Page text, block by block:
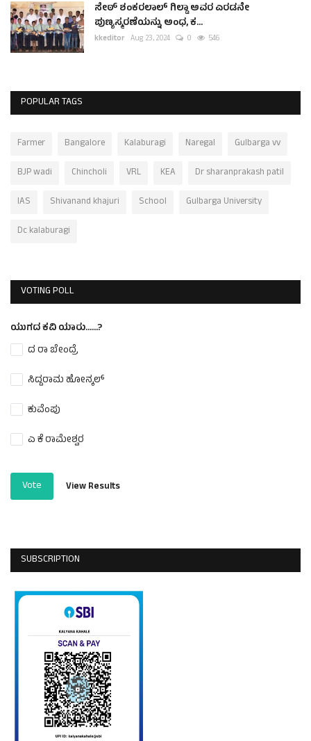
ಸೇಠ್ ಶಂಕರಲಾಲ್ ಗಿಲ್ಡಾ ಅವರ ಎರಡನೇ
ಪುಣ್ಯಸ್ಮರಣೆಯನ್ನು ಅಂಧ, ಕ...
kkeditor Aug 23, 2024 0 546
POPULAR TAGS
Farmer Bangalore Kalaburagi Naregal
Gulbarga vv
BJP wadi
Chincholi VRL KEA
Dr sharanprakash patil
IAS
Shivanand khajuri School
Gulbarga University
Dc kalaburagi
VOTING POLL
ಯುಗದ ಕವಿ ಯಾರು......?
ದ ರಾ ಬೇಂದ್ರೆ
ಸಿದ್ದರಾಮ ಹೋನ್ಕಲ್
ಕುವೆಂಪು
ಎ ಕೆ ರಾಮೇಶ್ವರ
Vote View Results
SUBSCRIPTION